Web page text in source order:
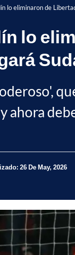
lo eliminaron de
lo
ahora
26 De May, 2026